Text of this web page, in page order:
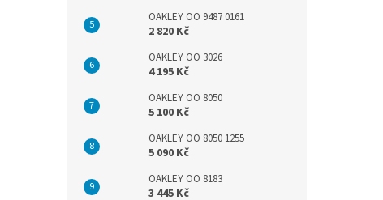
OAKLEY OO 9487 0161
2 820 Kč
OAKLEY OO 3026
4 195 Kč
OAKLEY OO 8050
5 100 Kč
OAKLEY OO 8050 1255
5 090 Kč
OAKLEY OO 8183
3 445 Kč